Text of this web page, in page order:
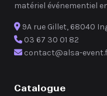
matériel événementiel
9A rue Gillet, 68040
03 67 30 01 82
contact@alsa-
Catalogue